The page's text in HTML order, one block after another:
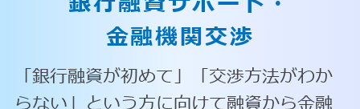
金融機関交渉
「銀行融資が初めて」「交渉方法がわか